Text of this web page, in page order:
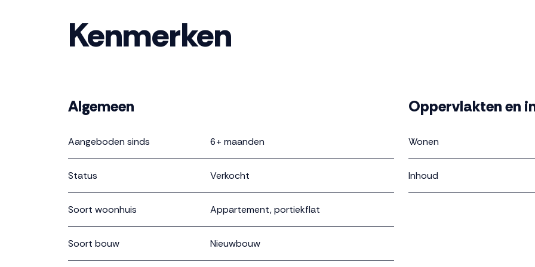
Kenmerken
Algemeen
Aangeboden sinds 6+ maanden
Status Verkocht
Soort woonhuis Appartement, portiekflat
Soort bouw Nieuwbouw
Oppervlakten en
Wonen
Inhoud